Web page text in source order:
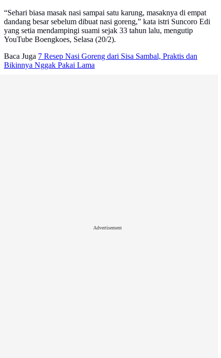
“Sehari biasa masak nasi sampai satu karung, masaknya di empat
dandang besar sebelum dibuat nasi goreng,” kata istri Suncoro Edi
yang setia mendampingi suami sejak 33 tahun lalu, mengutip
YouTube Boengkoes, Selasa (20/2).
Baca Juga 7 Resep Nasi Goreng dari Sisa Sambal, Praktis dan
Bikinnya Nggak Pakai Lama
Advertisement